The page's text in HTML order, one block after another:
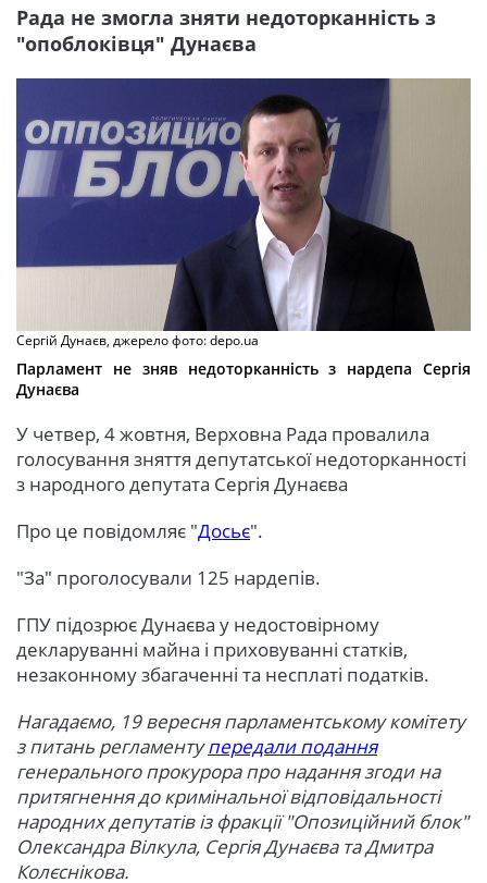
Рада не змогла зняти недоторканність з
"опоблоківця" Дунаєва
Сергій Дунаєв, джерело фото: depo.ua
Парламент не зняв недоторканність з нардепа Сергія
Дунаєва
У четвер, 4 жовтня, Верховна Рада провалила
голосування зняття депутатської недоторканності
з народного депутата Сергія Дунаєва
Про це повідомляє "Досьє".
"За" проголосували 125 нардепів.
ГПУ підозрює Дунаєва у недостовірному
декларуванні майна і приховуванні статків,
незаконному збагаченні та несплаті податків.
Нагадаємо, 19 вересня парламентському комітету
з питань регламентупередали подання
генерального прокурора про надання згоди на
притягнення до кримінальної відповідальності
народних депутатів із фракції "Опозиційний блок"
Олександра Вілкула, Сергія Дунаєва та Дмитра
Колєснікова.